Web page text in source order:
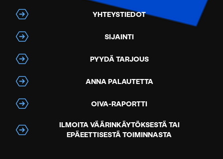
YHTEYSTIEDOT
SIJAINTI
PYYDÄ TARJOUS
ANNA PALAUTETTA
OIVA-RAPORTTI
ILMOITA VÄÄRINKÄYTÖKSESTÄ TAI
EPÄEETTISESTÄ TOIMINNASTA